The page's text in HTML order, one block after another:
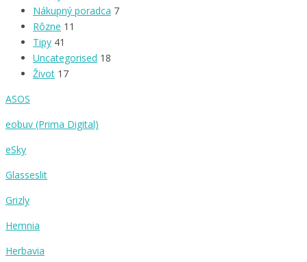
Nákupný poradca 7
Rôzne 11
Tipy 41
Uncategorised 18
Život 17
ASOS
eobuv (Prima Digital)
eSky
Glasseslit
Grizly
Hemnia
Herbavia